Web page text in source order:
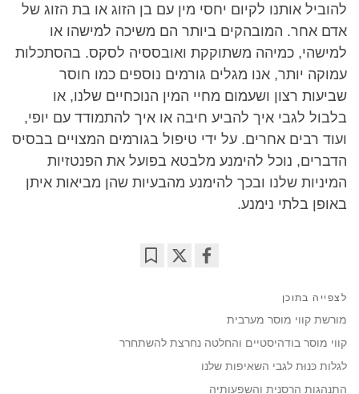
להוביל אותנו לקיום יחסי מין עם בן הזוג או בת הזוג של
אדם אחר. המובהקים ביותר הם משיכה למישהו או
למישהי, כמיהה משתוקקת ואובססיה לסקס. בהסתכלות
עמוקה יותר, אנו מגלים גורמים נוספים כמו חוסר
שביעות רצון ושעמום מחיי המין הנוכחיים שלנו, או
בלבול לגבי איך להביע חיבה או איך להתמודד עם יופי,
ועוד רבים אחרים. על ידי טיפול בגורמים המצויים בבסיס
הדברים, נוכל להימנע מלבטא בפועל את הפנטזיות
המיניות שלנו ובכך להימנע מהבעיות שהן מביאות איתן
באופן בלתי נימנע.
לצפייה בתוכן
מורשת קווי מוסר מערבית
קווי מוסר בודהיסטיים והחלטה נחרצת להשתחרר
לגלות כּנוּת לגבי השאיפות שלנו
התנהגות הרסנית והשפעותיה